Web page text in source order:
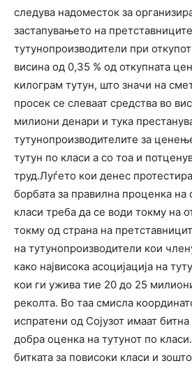
следува надоместок за
застапувањето на
тутунопроизводители при
висина од 0,35 % од откупната
килограм тутун, што значи на
просек се слеваат средства во
милиони денари и тука
тутунопроизводителите за
тутун по класи а со тоа и
труд.Луѓето кои денес
борбата за правилна проценка на
класи треба да се води токму на
токму од страна на
на тутунопроизводители кои
како највисока асоцијација на
кои ги ужива тие 20 до 25
реколта. Во таа смисла
испратени од Сојузот имаат
добра оценка на тутунот по
битката за повисоки класи и